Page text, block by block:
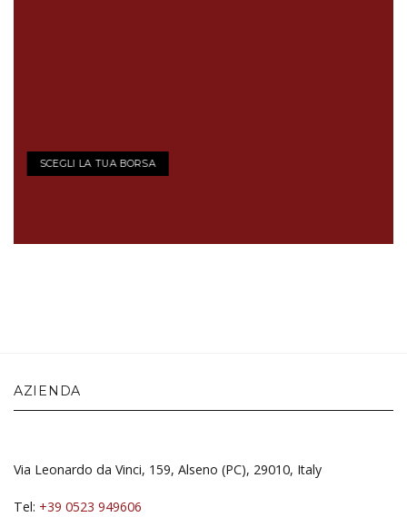
SCEGLI LA TUA BORSA
AZIENDA
Via Leonardo da Vinci, 159, Alseno (PC), 29010, Italy
Tel: +39 0523 949606